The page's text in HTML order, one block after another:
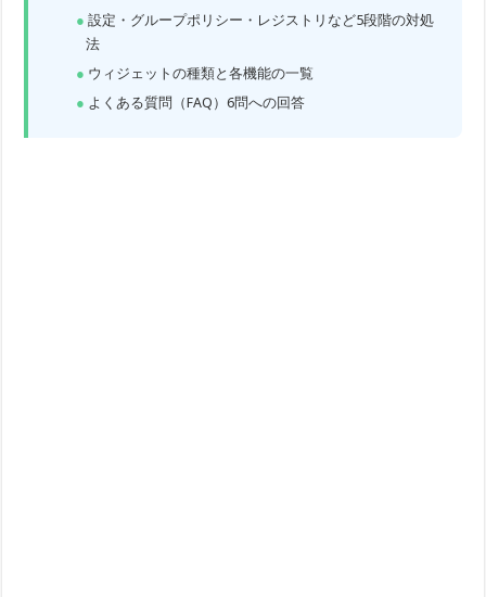
設定・グループポリシー・レジストリなど5段階の対処
法
ウィジェットの種類と各機能の一覧
よくある質問（FAQ）6問への回答